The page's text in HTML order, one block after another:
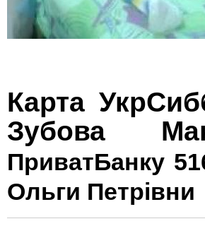
Карта
Зубова
ПриватБанку
Ольги Петрівни